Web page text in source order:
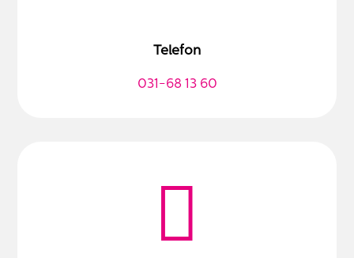
Telefon
031-68 13 60
